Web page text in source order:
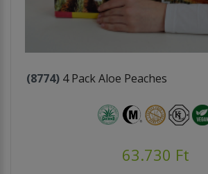
(8774) 4 Pack Aloe Peaches
63.730 Ft